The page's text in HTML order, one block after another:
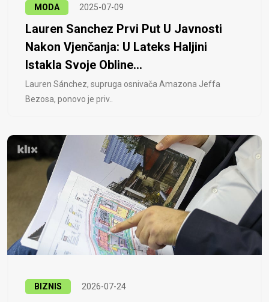
MODA 2025-07-09
Lauren Sanchez Prvi Put U Javnosti
Nakon Vjenčanja: U Lateks Haljini
Istakla Svoje Obline...
Lauren Sánchez, supruga osnivača Amazona Jeffa
Bezosa, ponovo je priv..
BIZNIS 2026-07-24